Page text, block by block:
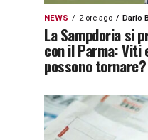
NEWS 2 ore ago Dario
La Sampdoria si
con il Parma: Viti
possono tornare?